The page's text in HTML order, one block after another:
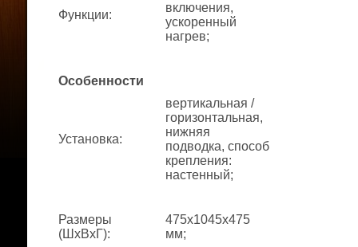
Функции:
включения,
ускоренный
нагрев;
Особенности
Установка:
вертикальная /
горизонтальная,
нижняя
подводка, способ
крепления:
настенный;
Размеры
(ШхВхГ):
475x1045x475
мм;